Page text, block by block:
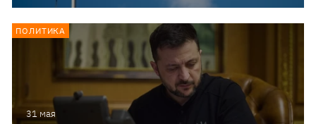
31 мая
ПОЛИТИКА